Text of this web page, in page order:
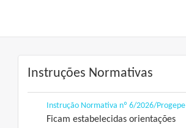
Instruções Normativas
Instrução Normativa nº 6/2026/Progepe
Ficam estabelecidas orientações